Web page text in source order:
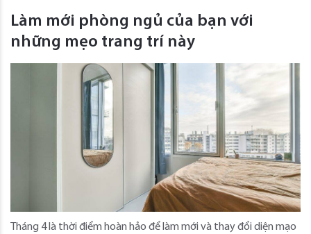
Làm mới phòng ngủ của bạn với
những mẹo trang trí này
Tháng 4 là thời điểm hoàn hảo để làm mới và thay đổi diện mạo